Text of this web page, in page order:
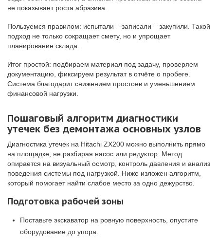
не показывает роста абразива.
Пользуемся правилом: испытали – записали – закупили. Такой
подход не только сокращает смету, но и упрощает
планирование склада.
Итог простой: подбираем материал под задачу, проверяем
документацию, фиксируем результат в отчёте о пробеге.
Система благодарит снижением простоев и уменьшением
финансовой нагрузки.
Пошаговый алгоритм диагностики
утечек без демонтажа основных узлов
Диагностика утечек на Hitachi ZX200 можно выполнить прямо
на площадке, не разбирая насос или редуктор. Метод
опирается на визуальный осмотр, контроль давления и анализ
поведения системы под нагрузкой. Ниже изложен алгоритм,
который помогает найти слабое место за одно дежурство.
Подготовка рабочей зоны
Поставьте экскаватор на ровную поверхность, опустите
оборудование до упора.